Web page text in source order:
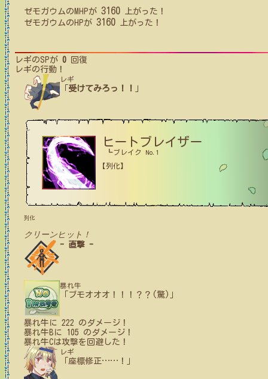
ゼモガウムの MHPが 3160 上がった！
ゼモガウムの HPが 3160 上がった！
レギのSPが 0 回復
レギの行動！
レギ
受けてみろっ！！
ヒートブレイザー
┗ブレイク No.1
【列化】
列化
クリーンヒット！
- 直撃 -
暴れ牛
「ブモオオオ！！！？？(驚)」
暴れ牛 に 222 のダメージ！
暴れ牛B に 105 のダメージ！
暴れ牛Cは攻撃を回避した！
レギ
「座標修正…… ！」